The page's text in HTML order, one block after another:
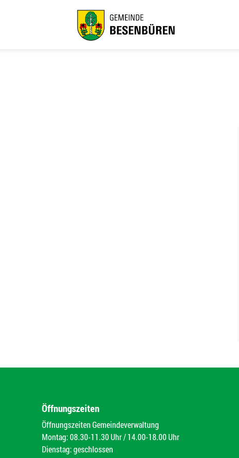
Öffnungszeiten
Öffnungszeiten Gemeindeverwaltung
Montag: 08.30-11.30 Uhr / 14.00-18.00 Uhr
Dienstag: geschlossen